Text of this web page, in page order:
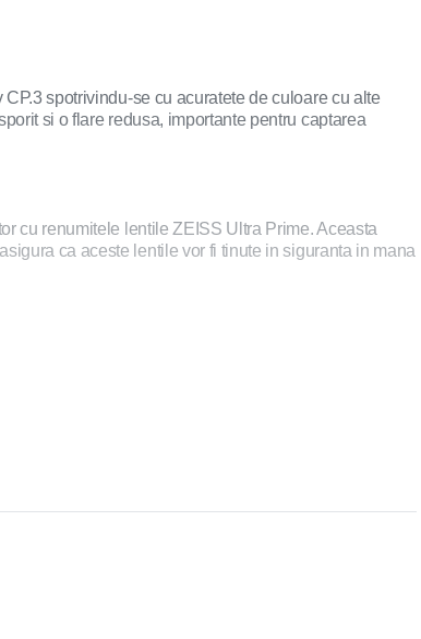
spotrivindu-se cu acuratete de culoare cu alte
si o flare redusa, importante pentru captarea
cu renumitele lentile ZEISS Ultra Prime. Aceasta
ca aceste lentile vor fi tinute in siguranta in mana